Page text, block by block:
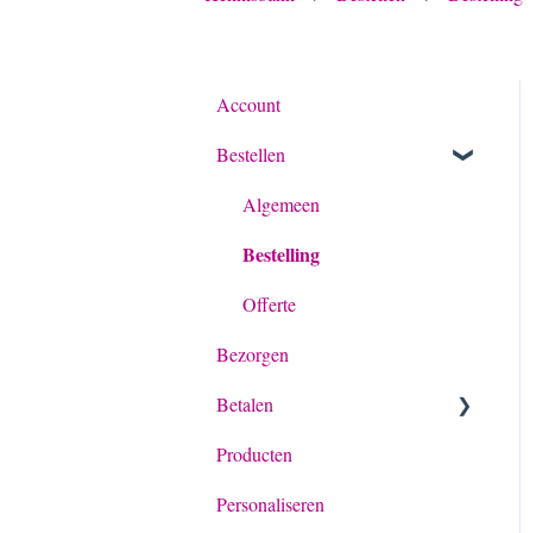
Account
Bestellen
Algemeen
Bestelling
Offerte
Bezorgen
Betalen
Betaling algemeen
Achteraf betalen met Billie
Producten
Personaliseren